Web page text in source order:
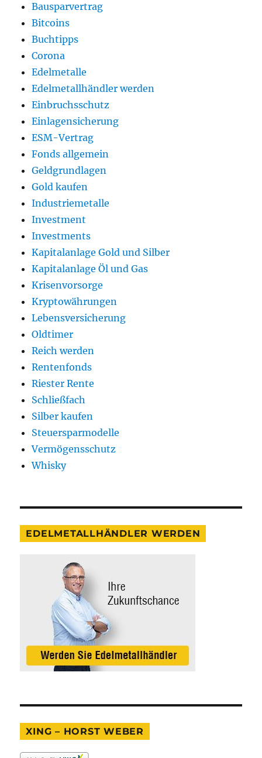
Bausparvertrag
Bitcoins
Buchtipps
Corona
Edelmetalle
Edelmetallhändler werden
Einbruchsschutz
Einlagensicherung
ESM-Vertrag
Fonds allgemein
Geldgrundlagen
Gold kaufen
Industriemetalle
Investment
Investments
Kapitalanlage Gold und Silber
Kapitalanlage Öl und Gas
Krisenvorsorge
Kryptowährungen
Lebensversicherung
Oldtimer
Reich werden
Rentenfonds
Riester Rente
Schließfach
Silber kaufen
Steuersparmodelle
Vermögensschutz
Whisky
EDELMETALLHÄNDLER WERDEN
XING – HORST WEBER